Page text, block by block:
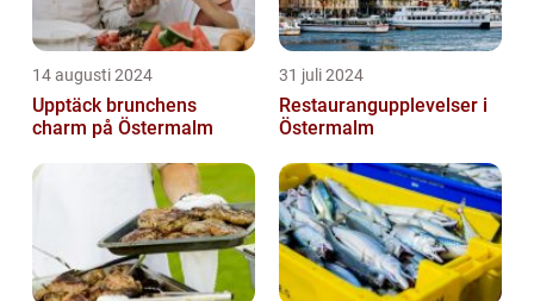
14 augusti 2024
Upptäck brunchens
charm på Östermalm
31 juli 2024
Restaurangupplevelser i
Östermalm